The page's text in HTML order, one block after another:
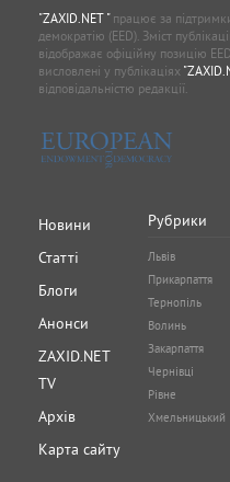
"ZAXID.NET "працює за
демократію (EED). Зміст
відображає офіційну позицію
висловлені у публікаціях
відповідальністю редакції.
Новини
Статті
Блоги
Анонси
ZAXID.NET
TV
Архів
Карта сайту
Рубрики
Львів
Прикарпаття
Тернопіль
Волинь
Закарпаття
Чернівці
Рівне
Хмельницький